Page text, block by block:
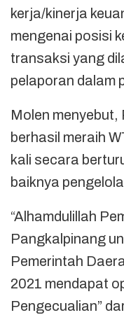
kerja/kinerja
mengenai posisi
transaksi yang
pelaporan dalam
Molen
berhasil meraih
kali secara
baiknya
“Alhamdulillah
Pangkalpinang
Pemerintah
2021 mendapat
Pengecualian”